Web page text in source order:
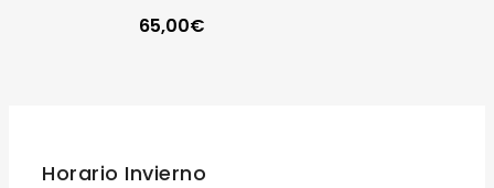
65,00€
Horario Invierno